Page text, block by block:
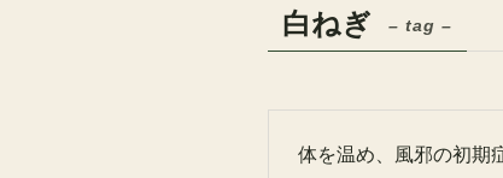
白ねぎ – tag –
体を温め、風邪の初期